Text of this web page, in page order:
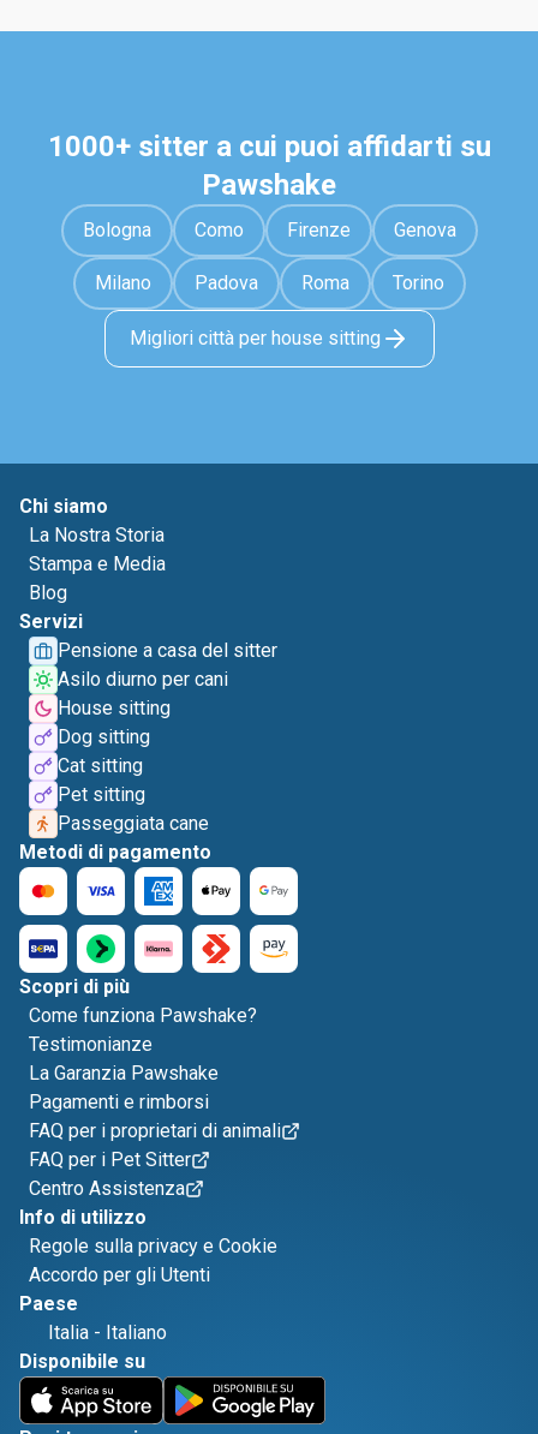
1000+ sitter a cui puoi affidarti su
Pawshake
Bologna Como Firenze Genova
Milano Padova Roma Torino
Migliori città per house sitting
Chi siamo
La Nostra Storia
Stampa e Media
Blog
Servizi
Pensione a casa del sitter
Asilo diurno per cani
House sitting
Dog sitting
Cat sitting
Pet sitting
Passeggiata cane
Metodi di pagamento
Scopri di più
Come funziona Pawshake?
Testimonianze
La Garanzia Pawshake
Pagamenti e rimborsi
FAQ per i proprietari di animali
FAQ per i Pet Sitter
Centro Assistenza
Info di utilizzo
Regole sulla privacy e Cookie
Accordo per gli Utenti
Paese
Italia - Italiano
Disponibile su